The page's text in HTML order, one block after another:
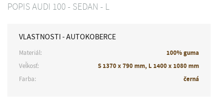
POPIS AUDI 100 - SEDAN - L
VLASTNOSTI - AUTOKOBERCE
Materiál:
100% guma
Veľkosť:
S 1370 x 790 mm, L 1400 x 1080 mm
Farba:
černá